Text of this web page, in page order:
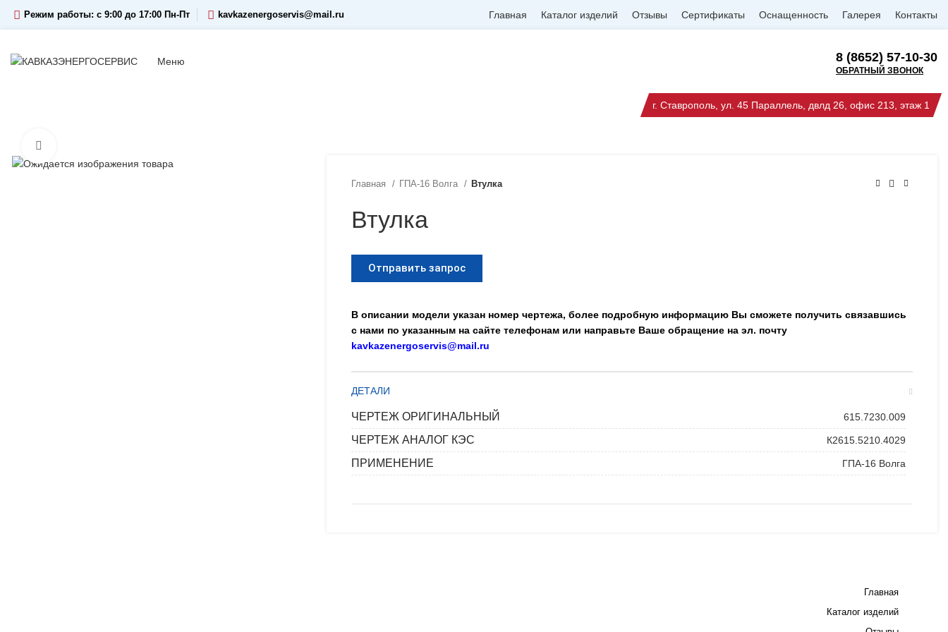
Режим работы: c 9:00 до 17:00 Пн-Пт kavkazenergoservis@mail.ru Главная Каталог изделий Отзывы Сертификаты Оснащенность Галерея Контакты
Меню 8 (8652) 57-10-30
ОБРАТНЫЙ ЗВОНОК
г. Ставрополь, ул. 45 Параллель, двлд 26, офис 213, этаж 1
Главная ГПА-16 Волга Втулка
Втулка
Отправить запрос
В описании модели указан номер чертежа, более подробную информацию Вы сможете получить связавшись
с нами по указанным на сайте телефонам или направьте Ваше обращение на эл. почту
kavkazenergoservis@mail.ru
ДЕТАЛИ
ЧЕРТЕЖ ОРИГИНАЛЬНЫЙ 615.7230.009
ЧЕРТЕЖ АНАЛОГ КЭС К2615.5210.4029
ПРИМЕНЕНИЕ ГПА-16 Волга
Главная
Каталог изделий